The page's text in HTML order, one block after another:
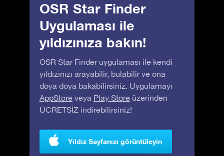
OSR Star Finder
Uygulaması ile
yıldızınıza bakın!
OSR Star Finder uygulaması ile kendi
yıldızınızı arayabilir, bulabilir ve ona
doya doya bakabilirsiniz. Uygulamayı
AppStore veya Play Store üzerinden
ÜCRETSİZ indirebilirsiniz!
Yıldız Sayfanızı görüntüleyin